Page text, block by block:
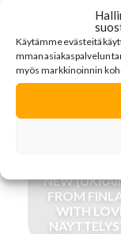
Käytämmeevästeitä
mmanasiakaspalvelun
myös markkinoinnin
SEURAAVA
NEW
FROM
WITH